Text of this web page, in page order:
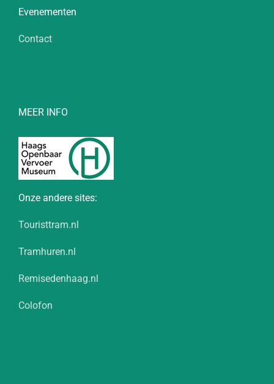
Evenementen
Contact
MEER INFO
Onze andere sites:
Touristtram.nl
Tramhuren.nl
Remisedenhaag.nl
Colofon